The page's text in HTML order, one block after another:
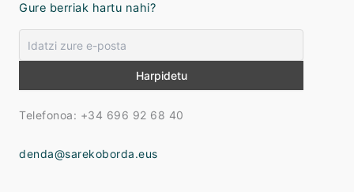
Gure berriak hartu nahi?
Telefonoa: +34 696 92 68 40
denda@sarekoborda.eus